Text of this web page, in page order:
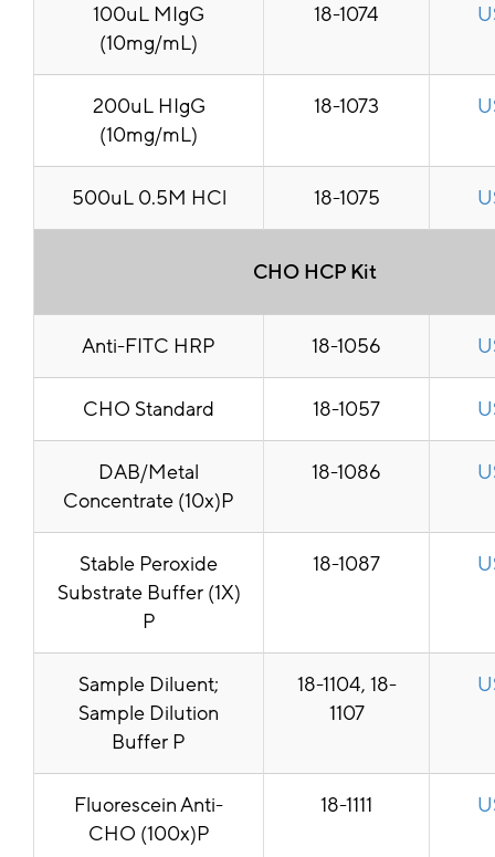
100uL MIgG
(10mg/mL)
18-1074
200uL HIgG
(10mg/mL)
18-1073
500uL 0.5M HCl 18-1075
CHO HCP Kit
Anti-FITC HRP 18-1056
CHO Standard 18-1057
DAB/Metal
Concentrate (10x)P
18-1086
Stable Peroxide
Substrate Buffer (1X)
P
18-1087
Sample Diluent;
Sample Dilution
Buffer P
18-1104, 18-
1107
Fluorescein Anti-
CHO (100x)P
18-1111